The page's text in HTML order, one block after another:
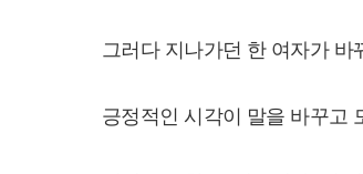
그러다 지나가던 한 여자가
긍정적인 시각이 말을 바꾸고